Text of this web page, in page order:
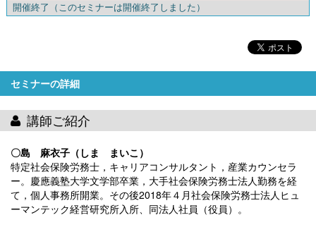
開催終了 （このセミナーは開催終了しました）
セミナーの詳細
講師ご紹介
〇島 麻衣子（しま まいこ）
特定社会保険労務士，キャリアコンサルタント，産業カウンセラ
ー。慶應義塾大学文学部卒業，大手社会保険労務士法人勤務を経
て，個人事務所開業。その後2018年４月社会保険労務士法人ヒュ
ーマンテック経営研究所入所、同法人社員（役員）。